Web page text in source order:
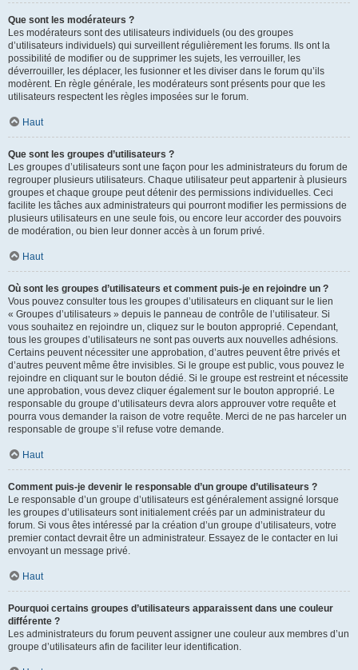
Que sont les modérateurs ?
Les modérateurs sont des utilisateurs individuels (ou des groupes
d’utilisateurs individuels) qui surveillent régulièrement les forums. Ils ont la
possibilité de modifier ou de supprimer les sujets, les verrouiller, les
déverrouiller, les déplacer, les fusionner et les diviser dans le forum qu’ils
modèrent. En règle générale, les modérateurs sont présents pour que les
utilisateurs respectent les règles imposées sur le forum.
Haut
Que sont les groupes d’utilisateurs ?
Les groupes d’utilisateurs sont une façon pour les administrateurs du forum de
regrouper plusieurs utilisateurs. Chaque utilisateur peut appartenir à plusieurs
groupes et chaque groupe peut détenir des permissions individuelles. Ceci
facilite les tâches aux administrateurs qui pourront modifier les permissions de
plusieurs utilisateurs en une seule fois, ou encore leur accorder des pouvoirs
de modération, ou bien leur donner accès à un forum privé.
Haut
Où sont les groupes d’utilisateurs et comment puis-je en rejoindre un ?
Vous pouvez consulter tous les groupes d’utilisateurs en cliquant sur le lien
« Groupes d’utilisateurs » depuis le panneau de contrôle de l’utilisateur. Si
vous souhaitez en rejoindre un, cliquez sur le bouton approprié. Cependant,
tous les groupes d’utilisateurs ne sont pas ouverts aux nouvelles adhésions.
Certains peuvent nécessiter une approbation, d’autres peuvent être privés et
d’autres peuvent même être invisibles. Si le groupe est public, vous pouvez le
rejoindre en cliquant sur le bouton dédié. Si le groupe est restreint et nécessite
une approbation, vous devez cliquer également sur le bouton approprié. Le
responsable du groupe d’utilisateurs devra alors approuver votre requête et
pourra vous demander la raison de votre requête. Merci de ne pas harceler un
responsable de groupe s’il refuse votre demande.
Haut
Comment puis-je devenir le responsable d’un groupe d’utilisateurs ?
Le responsable d’un groupe d’utilisateurs est généralement assigné lorsque
les groupes d’utilisateurs sont initialement créés par un administrateur du
forum. Si vous êtes intéressé par la création d’un groupe d’utilisateurs, votre
premier contact devrait être un administrateur. Essayez de le contacter en lui
envoyant un message privé.
Haut
Pourquoi certains groupes d’utilisateurs apparaissent dans une couleur
différente ?
Les administrateurs du forum peuvent assigner une couleur aux membres d’un
groupe d’utilisateurs afin de faciliter leur identification.